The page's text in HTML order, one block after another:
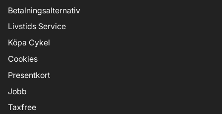
Betalningsalternativ
Livstids Service
Köpa Cykel
Cookies
Presentkort
Jobb
Taxfree